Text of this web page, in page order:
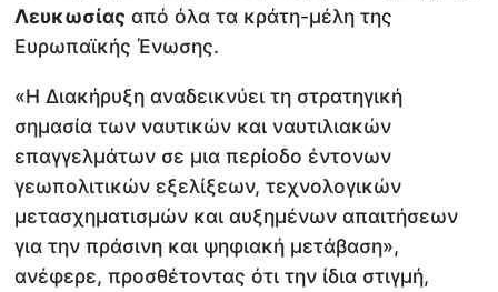
Λευκωσίας από όλα τα κράτη-μέλη της
Ευρωπαϊκής Ένωσης.
«Η Διακήρυξη αναδεικνύει τη στρατηγική
σημασία των ναυτικών και ναυτιλιακών
επαγγελμάτων σε μια περίοδο έντονων
γεωπολιτικών εξελίξεων, τεχνολογικών
μετασχηματισμών και αυξημένων απαιτήσεων
για την πράσινη και ψηφιακή μετάβαση»,
ανέφερε, προσθέτοντας ότι την ίδια στιγμή,